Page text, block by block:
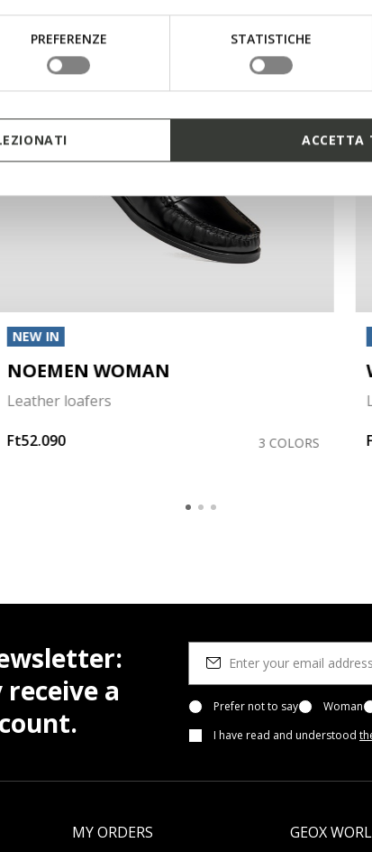
PREFERENZE STATISTICHE
ACCETTA
NEW IN
NOEMEN WOMAN
Leather loafers
Ft52.090
3 COLORS
a
Prefer not to say Woman
I have read and understood
MY ORDERS GEOX